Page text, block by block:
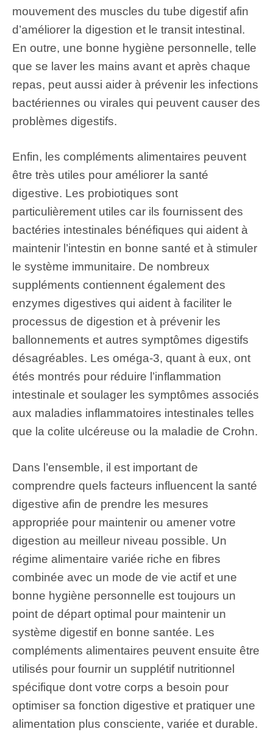
mouvement des muscles du tube digestif afin
d’améliorer la digestion et le transit intestinal.
En outre, une bonne hygiène personnelle, telle
que se laver les mains avant et après chaque
repas, peut aussi aider à prévenir les infections
bactériennes ou virales qui peuvent causer des
problèmes digestifs.
Enfin, les compléments alimentaires peuvent
être très utiles pour améliorer la santé
digestive. Les probiotiques sont
particulièrement utiles car ils fournissent des
bactéries intestinales bénéfiques qui aident à
maintenir l’intestin en bonne santé et à stimuler
le système immunitaire. De nombreux
suppléments contiennent également des
enzymes digestives qui aident à faciliter le
processus de digestion et à prévenir les
ballonnements et autres symptômes digestifs
désagréables. Les oméga-3, quant à eux, ont
étés montrés pour réduire l’inflammation
intestinale et soulager les symptômes associés
aux maladies inflammatoires intestinales telles
que la colite ulcéreuse ou la maladie de Crohn.
Dans l’ensemble, il est important de
comprendre quels facteurs influencent la santé
digestive afin de prendre les mesures
appropriée pour maintenir ou amener votre
digestion au meilleur niveau possible. Un
régime alimentaire variée riche en fibres
combinée avec un mode de vie actif et une
bonne hygiène personnelle est toujours un
point de départ optimal pour maintenir un
système digestif en bonne santée. Les
compléments alimentaires peuvent ensuite être
utilisés pour fournir un supplétif nutritionnel
spécifique dont votre corps a besoin pour
optimiser sa fonction digestive et pratiquer une
alimentation plus consciente, variée et durable.